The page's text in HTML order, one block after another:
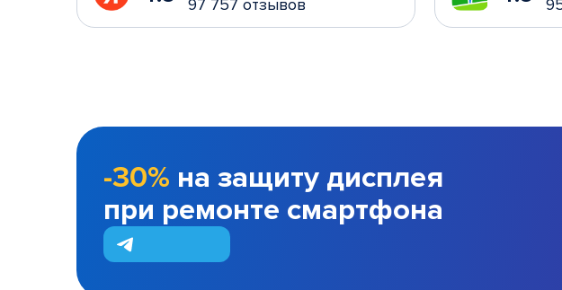
97 757 отзывов
-30% на защиту дисплея
при ремонте смартфона